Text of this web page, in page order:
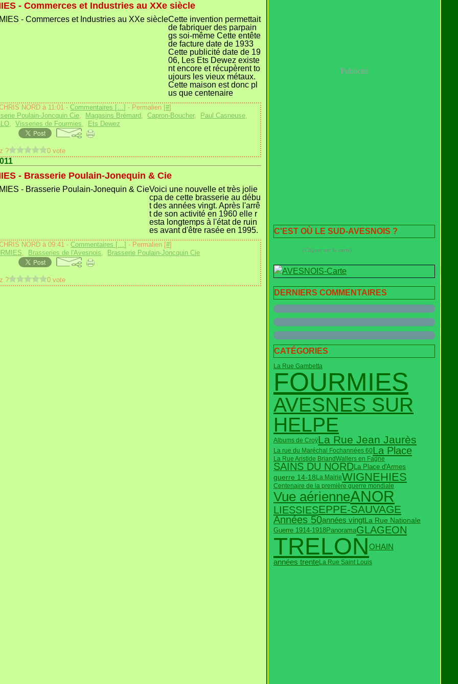
- Commerces et Industries au XXe siècle
Cette invention permettait
de fabriquer des parpain
gs soi-même Cette entête
de facture date de 1933
Cette publicité date de 19
06, Les Ets Dewez existe
nt encore et récupèrent to
ujours les vieux métaux.
Cette maison est donc pl
us que centenaire
NORD à 11:01 -Commentaires […] - Permalien [#]
Poulain-Joncquin Cie, Magasins Brémard ,Capron-Boucher, Paul Casneuse,
,Visseries de Fourmies, Ets Dewez
? 0 vote
- Brasserie Poulain-Jonequin & Cie
Voici une nouvelle et très jolie
cpa de cette brasserie au débu
t des années vingt. Après l'arrê
t de son activité en 1960 elle r
esta longtemps à l'état de ruin
es avant d'être rasée en 1995.
NORD à 09:41 -Commentaires […] - Permalien [#]
, Brasseries de l'Avesnois, Brasserie Poulain-Joncquin Cie
? 0 vote
Publicité
C'EST OÙ LE SUD-AVESNOIS ?
(Cliquer sur la carte)
DERNIERS COMMENTAIRES
CATÉGORIES
La Rue Gambetta
FOURMIES
AVESNES SUR
HELPE
Albums de CroÿLa Rue Jean Jaurès
La rue du Maréchal Fochannées 60La Place
La Rue Aristide BriandWallers en Fagne
SAINS DU NORD La Place d'Armes
guerre 14-18 La MairieWIGNEHIES
Centenaire de la première guerre mondiale
Vue aérienneANOR
LIESSIESEPPE-SAUVAGE
Années 50années vingtLa Rue Nationale
Guerre 1914-1918PanoramaGLAGEON
TRELONOHAIN
années trenteLa Rue Saint Louis